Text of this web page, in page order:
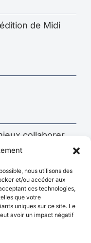
nous utilisons des
et/ou accéder aux
ces technologies,
que votre
uniques sur ce site. Le
avoir un impact négatif
de Midi
collaborer
estimé de la